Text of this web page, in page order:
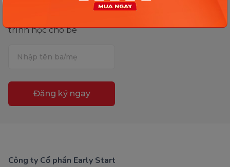
Nhập tên ba (mẹ) để
trình học cho bé
Đăng ký ngay
Công ty Cổ phần Early Start